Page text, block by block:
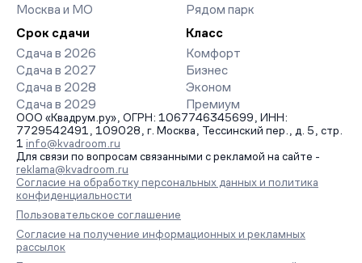
Москва и МО
Рядом парк
Срок сдачи
Сдача в 2026
Сдача в 2027
Сдача в 2028
Сдача в 2029
Класс
Комфорт
Бизнес
Эконом
Премиум
ООО «Квадрум.ру», ОГРН: 1067746345699, ИНН:
7729542491, 109028, г. Москва, Тессинский пер., д. 5, стр.
1 info@kvadroom.ru
Для связи по вопросам связанными с рекламой на сайте -
reklama@kvadroom.ru
Согласие на обработку персональных данных и политика
конфиденциальности
Пользовательское соглашение
Согласие на получение информационных и рекламных
рассылок